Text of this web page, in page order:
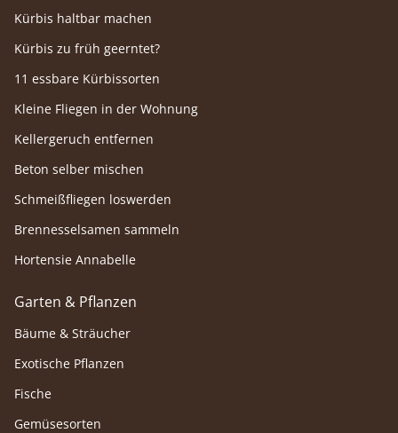
Kürbis haltbar machen
Kürbis zu früh geerntet?
11 essbare Kürbissorten
Kleine Fliegen in der Wohnung
Kellergeruch entfernen
Beton selber mischen
Schmeißfliegen loswerden
Brennesselsamen sammeln
Hortensie Annabelle
Garten & Pflanzen
Bäume & Sträucher
Exotische Pflanzen
Fische
Gemüsesorten